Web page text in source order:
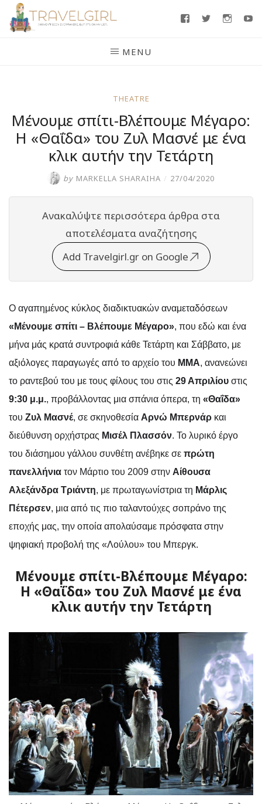
Skip
FacebookTwitter
MENU
THEATRE
Μένουμε σπίτι-Βλέπουμε Μέγαρο:
Η «Θαΐδα» του Ζυλ Μασνέ με ένα
κλικ αυτήν την Τετάρτη
by MARKELLA SHARAIHA / 27/04/2020
Ανακαλύψτε περισσότερα άρθρα στα
αποτελέσματα αναζήτησης
Add Travelgirl.gr on Google
Ο αγαπημένος κύκλος διαδικτυακών αναμεταδόσεων
«Μένουμε σπίτι – Βλέπουμε Μέγαρο», που εδώ και ένα
μήνα μάς κρατά συντροφιά κάθε Τετάρτη και Σάββατο, με
αξιόλογες παραγωγές από το αρχείο του ΜΜΑ, ανανεώνει
το ραντεβού του με τους φίλους του στις 29 Απριλίου στις
9:30 μ.μ., προβάλλοντας μια σπάνια όπερα, τη «Θαΐδα»
του Ζυλ Μασνέ, σε σκηνοθεσία Αρνώ Μπερνάρ και
διεύθυνση ορχήστρας Μισέλ Πλασσόν. To λυρικό έργο
του διάσημου γάλλου συνθέτη ανέβηκε σε πρώτη
πανελλήνια τον Μάρτιο του 2009 στην Αίθουσα
Αλεξάνδρα Τριάντη, με πρωταγωνίστρια τη Μάρλις
Πέτερσεν, μια από τις πιο ταλαντούχες σοπράνο της
εποχής μας, την οποία απολαύσαμε πρόσφατα στην
ψηφιακή προβολή της «Λούλου» του Μπεργκ.
Μένουμε σπίτι-Βλέπουμε Μέγαρο:
Η «Θαΐδα» του Ζυλ Μασνέ με ένα
κλικ αυτήν την Τετάρτη